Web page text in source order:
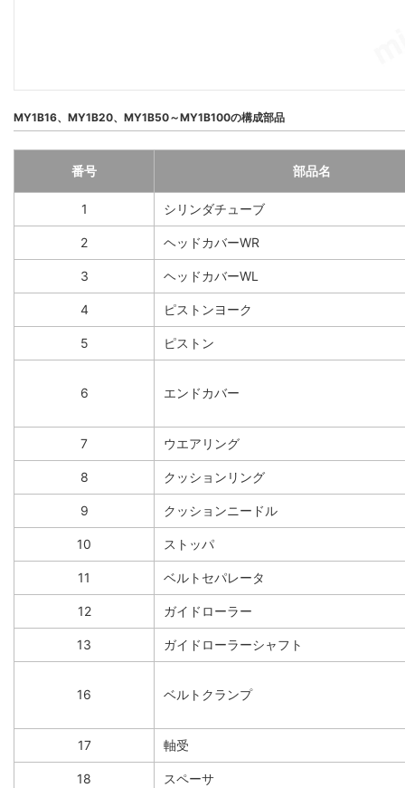
MY1B16、MY1B20、MY1B50～MY1B100の構成部品
番号 部品名
1 シリンダチューブ
2 ヘッドカバーWR
3 ヘッドカバーWL
4 ピストンヨーク
5 ピストン
6 エンドカバー
7 ウエアリング
8 クッションリング
9 クッションニードル
10 ストッパ
11 ベルトセパレータ
12 ガイドローラー
13 ガイドローラーシャフト
16 ベルトクランプ
17 軸受
18 スペーサ